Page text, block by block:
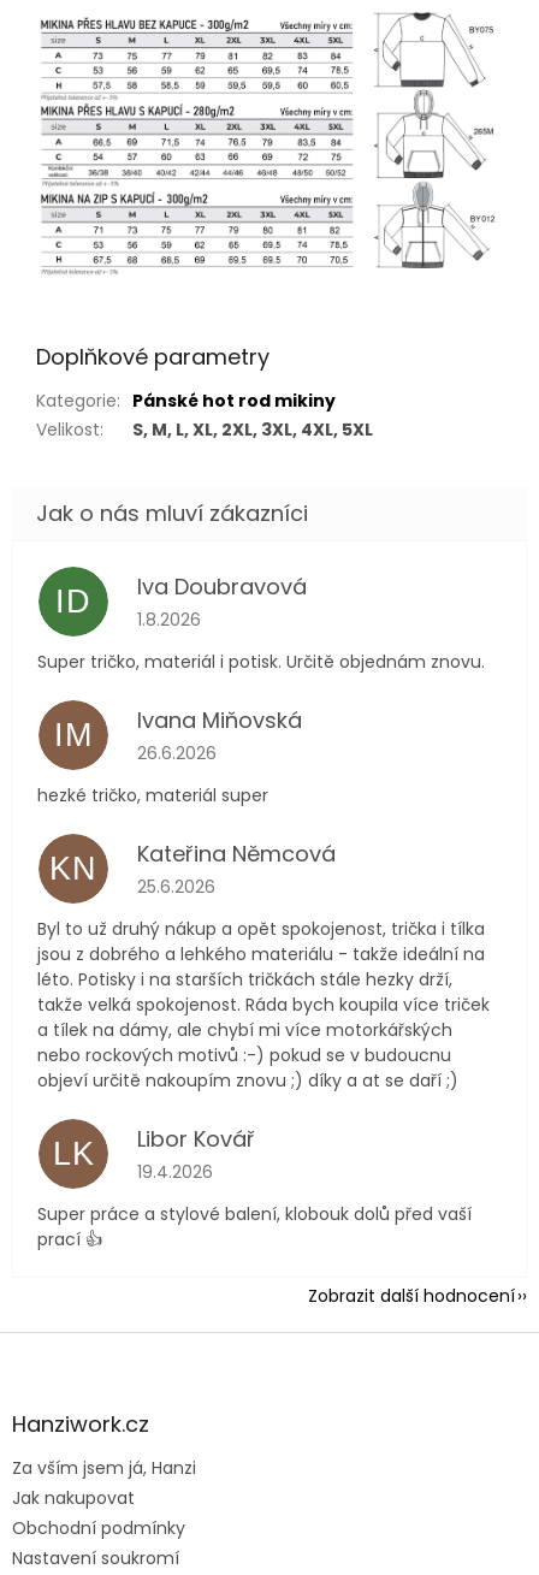
Doplňkové parametry
Kategorie: Pánské hot rod mikiny
Velikost: S, M, L, XL, 2XL, 3XL, 4XL, 5XL
ID Iva Doubravová
Hodnocení obchodu je 5 z 5 hvězdiček.
1.8.2026
Super tričko, materiál i potisk. Určitě objednám znovu.
IM Ivana Miňovská
Hodnocení obchodu je 5 z 5 hvězdiček.
26.6.2026
hezké tričko, materiál super
KN Kateřina Němcová
Hodnocení obchodu je 5 z 5 hvězdiček.
25.6.2026
Byl to už druhý nákup a opět spokojenost, trička i tílka
jsou z dobrého a lehkého materiálu - takže ideální na
léto. Potisky i na starších tričkách stále hezky drží,
takže velká spokojenost. Ráda bych koupila více triček
a tílek na dámy, ale chybí mi více motorkářských
nebo rockových motivů :-) pokud se v budoucnu
objeví určitě nakoupím znovu ;) díky a at se daří ;)
LK Libor Kovář
Hodnocení obchodu je 5 z 5 hvězdiček.
19.4.2026
Super práce a stylové balení, klobouk dolů před vaší
prací 👍
Zobrazit další hodnocení
Z
aHanziwork.cz
Za vším jsem já, Hanzi
Jak nakupovat
Obchodní podmínky
Nastavení soukromí